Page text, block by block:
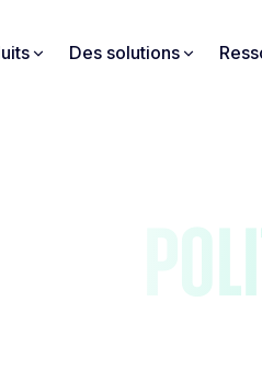
Des solutions